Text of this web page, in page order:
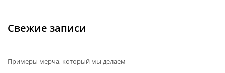
Свежие записи
Примеры мерча, который мы делаем